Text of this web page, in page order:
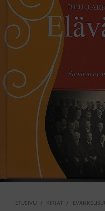
ETUSIVU / KIRJAT /